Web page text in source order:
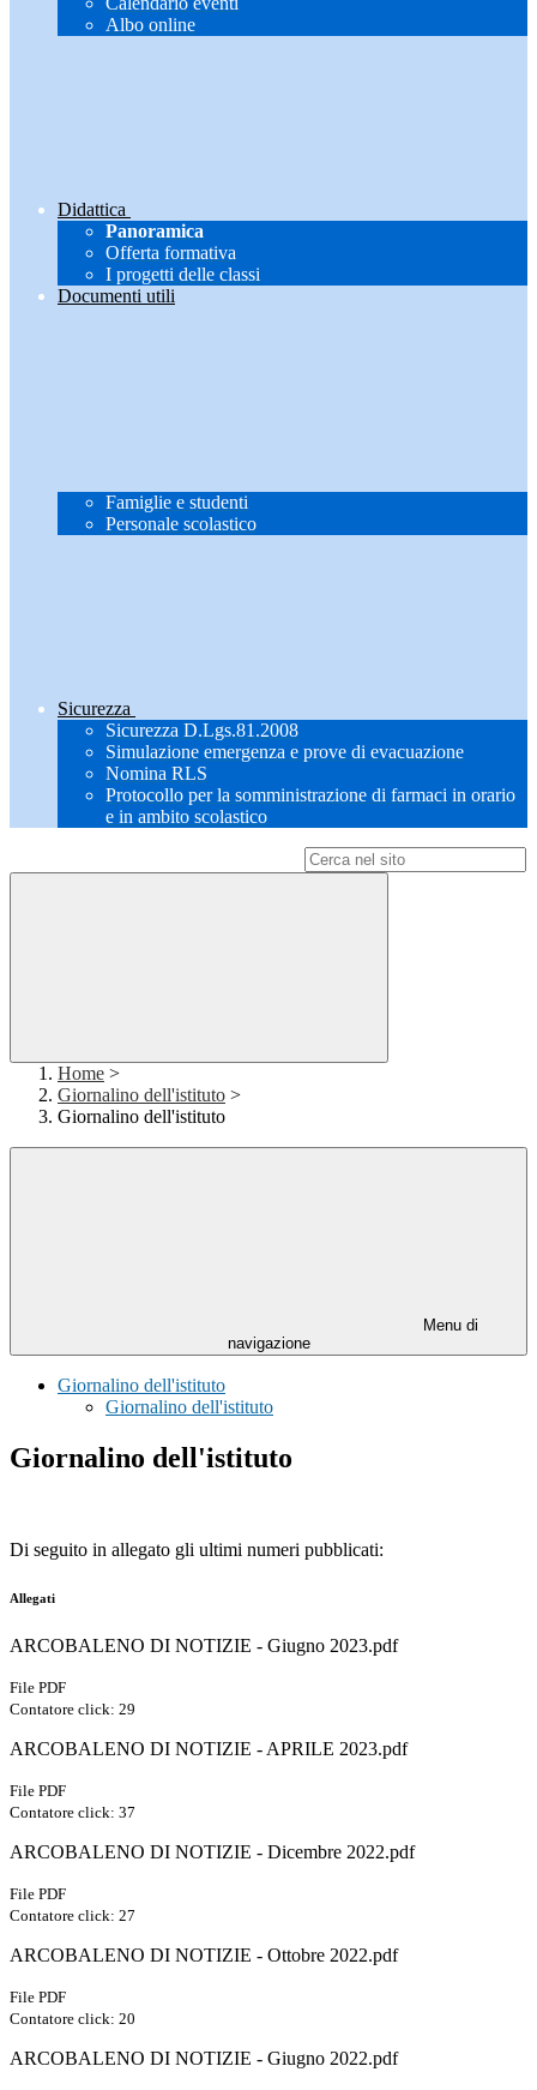
Albo online
Didattica
Panoramica
Offerta formativa
I progetti delle classi
Documenti utili
Famiglie e studenti
Personale scolastico
Sicurezza
Sicurezza D.Lgs.81.2008
Simulazione emergenza e prove di evacuazione
Nomina RLS
Protocollo per la somministrazione di farmaci in orario
e in ambito scolastico
Home >
Giornalino dell'istituto >
Giornalino dell'istituto
Menu di
navigazione
Giornalino dell'istituto
Giornalino dell'istituto
Giornalino dell'istituto
Di seguito in allegato gli ultimi numeri pubblicati:
Allegati
ARCOBALENO DI NOTIZIE - Giugno 2023.pdf
File PDF
Contatore click: 29
ARCOBALENO DI NOTIZIE - APRILE 2023.pdf
File PDF
Contatore click: 37
ARCOBALENO DI NOTIZIE - Dicembre 2022.pdf
File PDF
Contatore click: 27
ARCOBALENO DI NOTIZIE - Ottobre 2022.pdf
File PDF
Contatore click: 20
ARCOBALENO DI NOTIZIE - Giugno 2022.pdf